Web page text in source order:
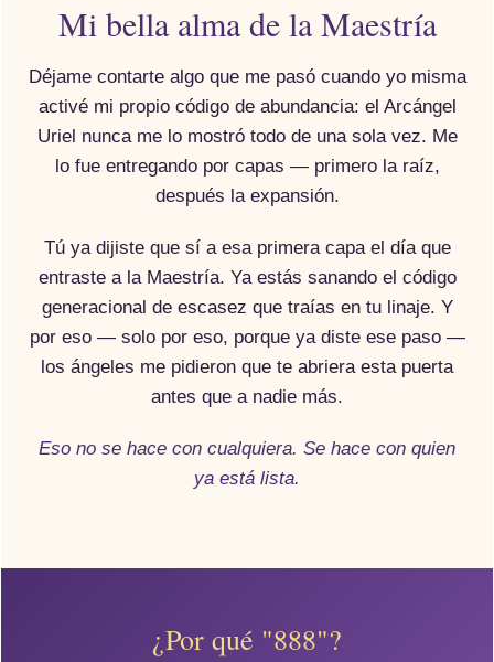
Mi bella alma de la Maestría
Déjame contarte algo que me pasó cuando yo misma
activé mi propio código de abundancia: el Arcángel
Uriel nunca me lo mostró todo de una sola vez. Me
lo fue entregando por capas — primero la raíz,
después la expansión.
Tú ya dijiste que sí a esa primera capa el día que
entraste a la Maestría. Ya estás sanando el código
generacional de escasez que traías en tu linaje. Y
por eso — solo por eso, porque ya diste ese paso —
los ángeles me pidieron que te abriera esta puerta
antes que a nadie más.
Eso no se hace con cualquiera. Se hace con quien
ya está lista.
¿Por qué "888"?